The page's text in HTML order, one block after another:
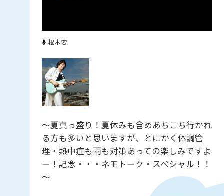
根本要
～夏真っ盛り！夏休みも含めあちこち行かれ
る方も多いと思いますが、とにかく体調管
理・熱中症も雨も対策あっての楽しみですよ
ー！記念・・・ネモトーク・スペシャル！！
～